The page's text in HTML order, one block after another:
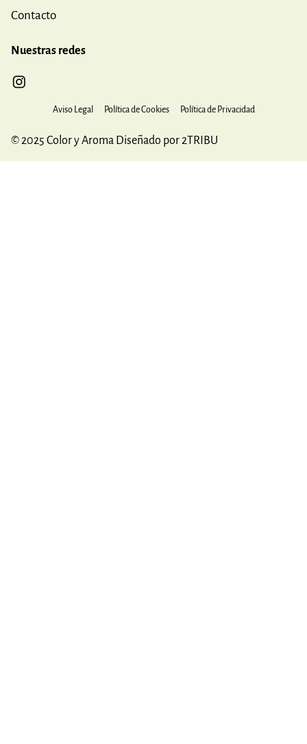
Contacto
Nuestras redes
Aviso Legal Política de Cookies Política de Privacidad
© 2025 Color y Aroma Diseñado por 2TRIBU